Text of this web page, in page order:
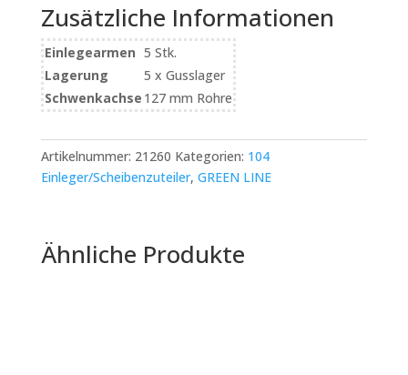
Zusätzliche Informationen
Einlegearmen 5 Stk.
Lagerung
5 x Gusslager
Schwenkachse 127 mm Rohre
Artikelnummer: 21260 Kategorien: 104
Einleger/Scheibenzuteiler, GREEN LINE
Ähnliche Produkte